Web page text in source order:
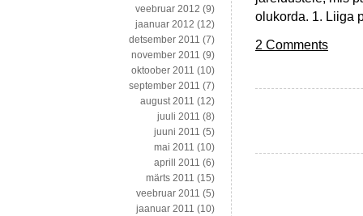
olukorda. 1. Liiga
2 Comments
veebruar 2012 (9)
jaanuar 2012 (12)
detsember 2011 (7)
november 2011 (9)
oktoober 2011 (10)
september 2011 (7)
august 2011 (12)
juuli 2011 (8)
juuni 2011 (5)
mai 2011 (10)
aprill 2011 (6)
märts 2011 (15)
veebruar 2011 (5)
jaanuar 2011 (10)